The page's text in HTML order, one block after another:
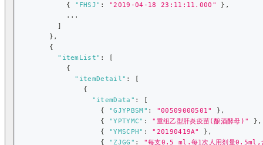
{
"FHSJ" : "2019-04-18 23:11:11.000" } ,
            ...
]
} ,
{
"itemList" :
[
{
"itemDetail" :
[
{
"itemData" :
[
{
"GJYPBSM" : "00509000501" } ,
{
"YPTYMC" : "重组乙型肝炎疫苗(酿酒酵母)" } ,
{
"YMSCPH" : "20190419A" } ,
{
"ZJGG" : "每支0.5 ml.每1次人用剂量0.5ml,